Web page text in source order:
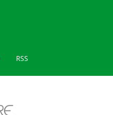
RSS